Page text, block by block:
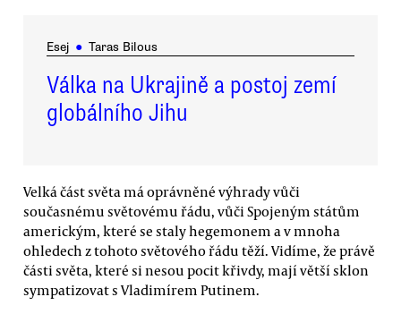
Esej ● Taras Bilous
Válka na Ukrajině a postoj zemí
globálního Jihu
Velká část světa má oprávněné výhrady vůči
současnému světovému řádu, vůči Spojeným státům
americkým, které se staly hegemonem a v mnoha
ohledech z tohoto světového řádu těží. Vidíme, že právě
části světa, které si nesou pocit křivdy, mají větší sklon
sympatizovat s Vladimírem Putinem.